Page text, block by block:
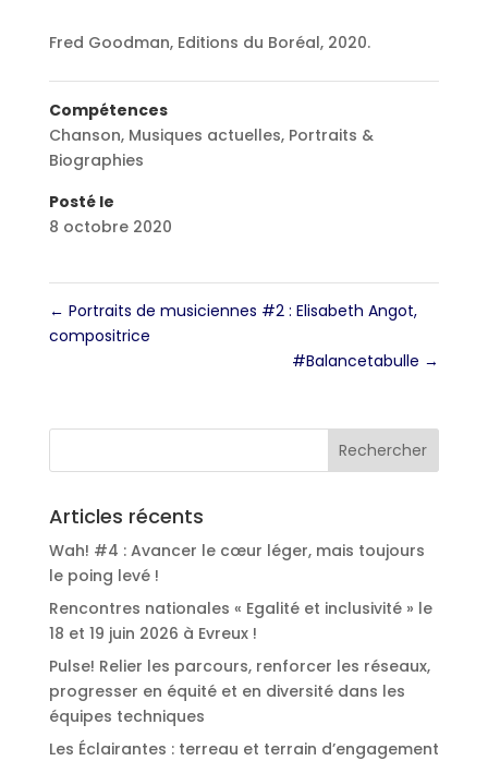
Fred Goodman, Editions du Boréal, 2020.
Compétences
Chanson, Musiques actuelles, Portraits &
Biographies
Posté le
8 octobre 2020
← Portraits de musiciennes #2 : Elisabeth Angot,
compositrice
#Balancetabulle →
Articles récents
Wah! #4 : Avancer le cœur léger, mais toujours
le poing levé !
Rencontres nationales « Egalité et inclusivité » le
18 et 19 juin 2026 à Evreux !
Pulse! Relier les parcours, renforcer les réseaux,
progresser en équité et en diversité dans les
équipes techniques
Les Éclairantes : terreau et terrain d’engagement